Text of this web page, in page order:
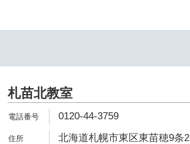
札苗北教室
0120-44-3759
北海道札幌市東区東苗穂9条2